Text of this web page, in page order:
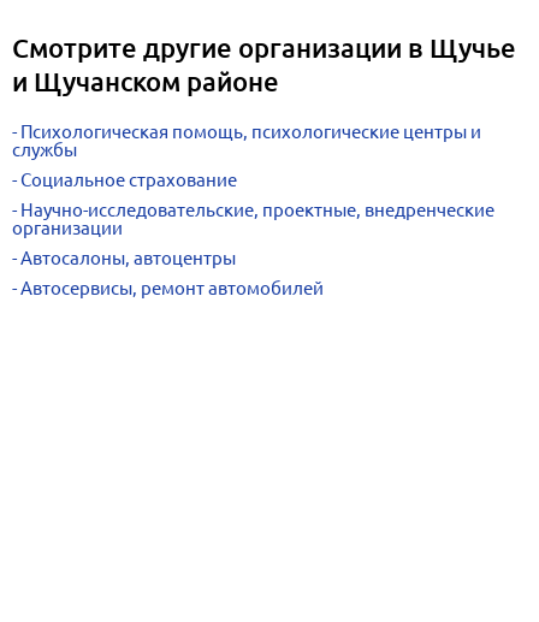
Смотрите другие организации в Щучье
и Щучанском районе
Психологическая помощь, психологические центры и
службы
Социальное страхование
Научно-исследовательские, проектные, внедренческие
организации
Автосалоны, автоцентры
Автосервисы, ремонт автомобилей